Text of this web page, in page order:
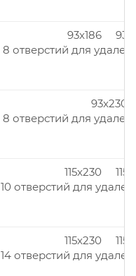
93x186
8 отверстий для
93x230
8 отверстий для
115x230
10 отверстий для
115x230
14 отверстий для